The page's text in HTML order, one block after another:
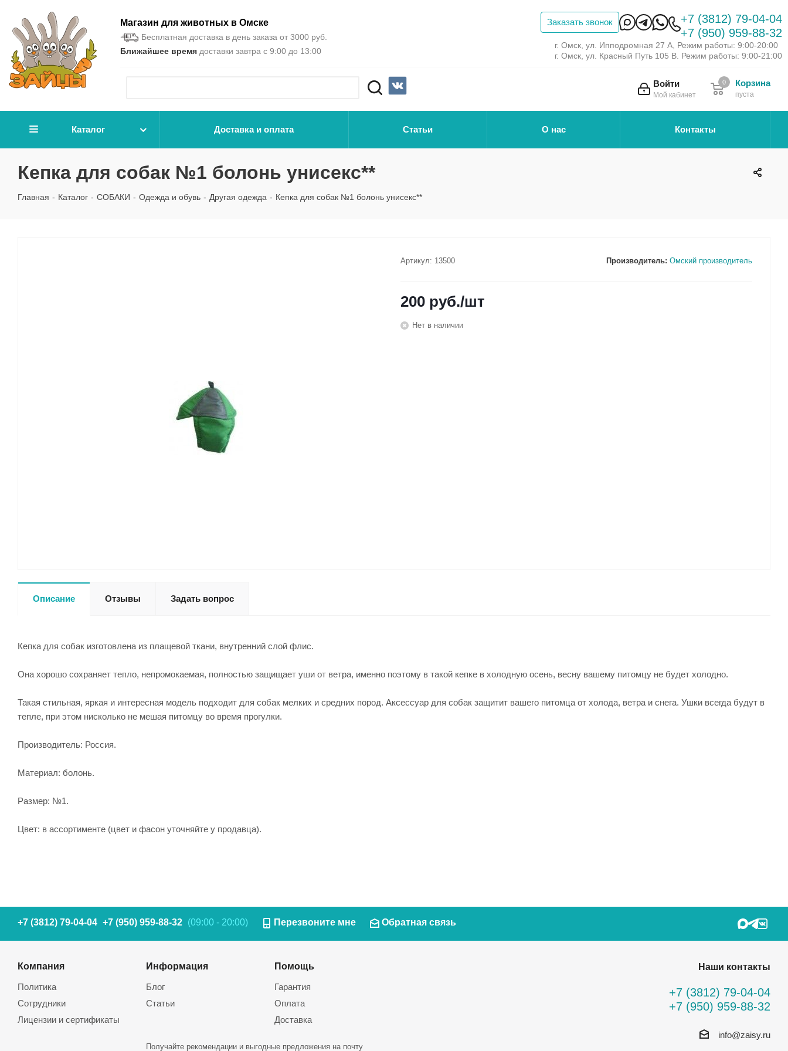
Магазин для животных в Омске
Бесплатная доставка в день заказа от 3000 руб.
Ближайшее время доставки завтра с 9:00 до 13:00
Заказать звонок
+7 (3812) 79-04-04
+7 (950) 959-88-32
г. Омск, ул. Ипподромная 27 А, Режим работы: 9:00-20:00
г. Омск, ул. Красный Путь 105 В. Режим работы: 9:00-21:00
Войти
Мой кабинет
Корзина
пуста
0
Каталог Доставка и оплата Статьи О нас Контакты
Кепка для собак №1 болонь унисекс**
Главная - Каталог - СОБАКИ - Одежда и обувь - Другая одежда - Кепка для собак №1 болонь унисекс**
Артикул: 13500 Производитель: Омский производитель
200 руб./шт
Нет в наличии
Описание Отзывы Задать вопрос
Кепка для собак изготовлена из плащевой ткани, внутренний слой флис.
Она хорошо сохраняет тепло, непромокаемая, полностью защищает уши от ветра, именно поэтому в такой кепке в холодную осень, весну вашему питомцу не будет холодно.
Такая стильная, яркая и интересная модель подходит для собак мелких и средних пород. Аксессуар для собак защитит вашего питомца от холода, ветра и снега. Ушки всегда будут в
тепле, при этом нисколько не мешая питомцу во время прогулки.
Производитель: Россия.
Материал: болонь.
Размер: №1.
Цвет: в ассортименте (цвет и фасон уточняйте у продавца).
+7 (3812) 79-04-04 +7 (950) 959-88-32 (09:00 - 20:00) Перезвоните мне Обратная связь
Компания
Политика
Сотрудники
Лицензии и сертификаты
Информация
Блог
Статьи
Помощь
Гарантия
Оплата
Доставка
Получайте рекомендации и выгодные предложения на почту
Наши контакты
+7 (3812) 79-04-04
+7 (950) 959-88-32
info@zaisy.ru